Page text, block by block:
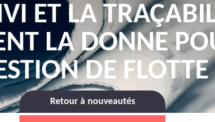
ET LA
LA DONNE
DE FLOTTE
Retour à nouveautés